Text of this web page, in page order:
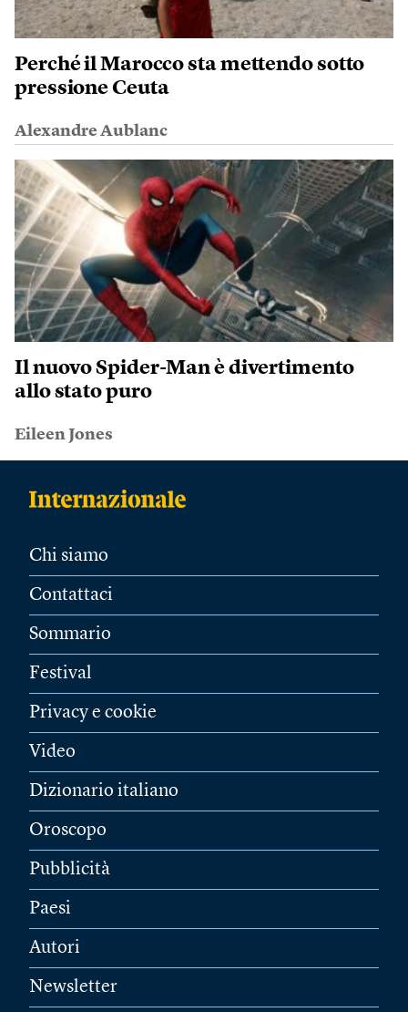
Perché il Marocco sta mettendo sotto
pressione Ceuta
Alexandre Aublanc
Il nuovo Spider-Man è divertimento
allo stato puro
Eileen Jones
Chi siamo
Contattaci
Sommario
Festival
Privacy e cookie
Video
Dizionario italiano
Oroscopo
Pubblicità
Paesi
Autori
Newsletter